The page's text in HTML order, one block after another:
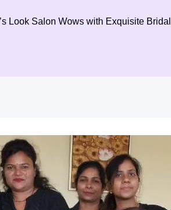
Look Salon Wows with Exquisite